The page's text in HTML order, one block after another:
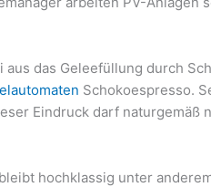
das Geleefüllung durch
Schokoespresso.
Eindruck darf
hochklassig unter